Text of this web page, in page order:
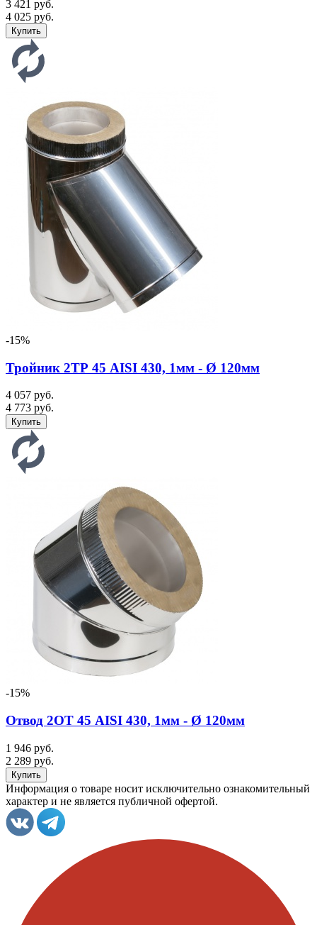
3 421 руб.
4 025 руб.
-15%
Тройник 2ТР 45 AISI 430, 1мм - Ø 120мм
4 057 руб.
4 773 руб.
-15%
Отвод 2ОТ 45 AISI 430, 1мм - Ø 120мм
1 946 руб.
2 289 руб.
Информация о товаре носит исключительно ознакомительный
характер и не является публичной офертой.